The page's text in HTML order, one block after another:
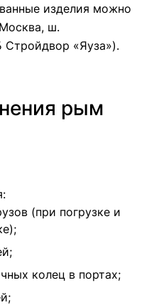
изделия можно
ш.
Стройдвор «Яуза»).
рым
(при погрузке и
колец в портах;